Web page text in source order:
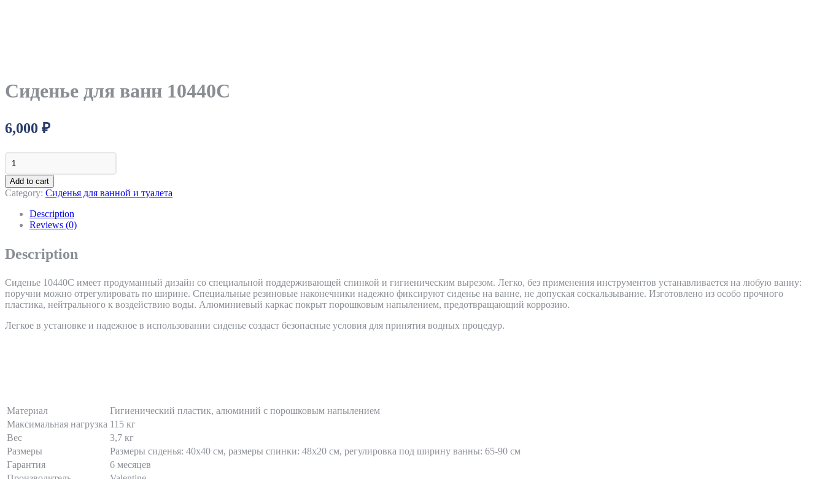
Сиденье для ванн 10440C
6,000 ₽
Сиденье
для
ванн
10440C
quantity
Add to cart
Category: Сиденья для ванной и туалета
Description
Reviews (0)
Description
Сиденье 10440C имеет продуманный дизайн со специальной поддерживающей спинкой и гигиеническим вырезом. Легко, без применения инструментов устанавливается на любую ванну:
поручни можно отрегулировать по ширине. Специальные резиновые наконечники надежно фиксируют сиденье на ванне, не допуская соскальзывание. Изготовлено из особо прочного
пластика, нейтрального к воздействию воды. Алюминиевый каркас покрыт порошковым напылением, предотвращающий коррозию.
Легкое в установке и надежное в использовании сиденье создаст безопасные условия для принятия водных процедур.
Материал
Гигиенический пластик, алюминий с порошковым напылением
Максимальная нагрузка 115 кг
Вес
3,7 кг
Размеры
Размеры сиденья: 40х40 см, размеры спинки: 48х20 см, регулировка под ширину ванны: 65-90 см
Гарантия
6 месяцев